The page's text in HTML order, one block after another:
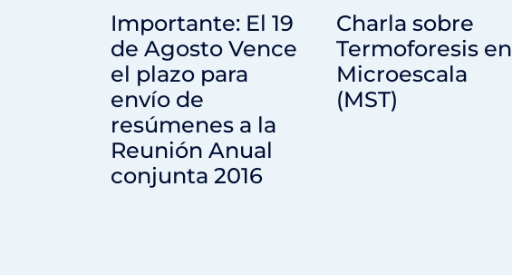
Importante: El 19
de Agosto Vence
el plazo para
envío de
resúmenes a la
Reunión Anual
conjunta 2016
Charla sobre
Termoforesis en
Microescala
(MST)